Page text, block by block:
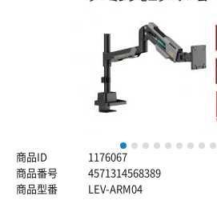
1 2 3 4 5 6 7 8
商品ID
1176067
商品番号
4571314568389
商品型番
LEV-ARM04